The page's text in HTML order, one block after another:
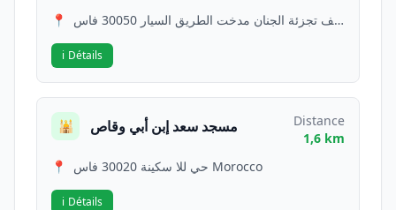
📍 عين الشقف تجزئة الجنان مدخت الطريق السيار 30050 فاس Morocco
ℹ️ Détails
🕌 مسجد سعد إبن أبي وقاص
Distance
1,6 km
📍
حي للا سكينة 30020 فاس Morocco
ℹ️ Détails